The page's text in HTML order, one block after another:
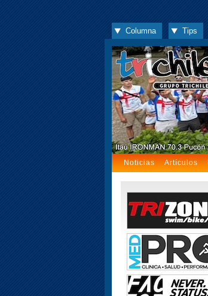
Columna Tips
Noticias Artículos